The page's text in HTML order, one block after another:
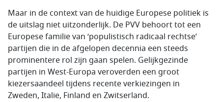
Maar in de context van de huidige Europese politiek is
de uitslag niet uitzonderlijk. De PVV behoort tot een
Europese familie van ‘populistisch radicaal rechtse’
partijen die in de afgelopen decennia een steeds
prominentere rol zijn gaan spelen. Gelijkgezinde
partijen in West-Europa veroverden een groot
kiezersaandeel tijdens recente verkiezingen in
Zweden, Italie, Finland en Zwitserland.